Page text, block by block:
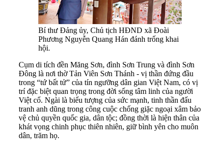
Bí thư Đảng ủy, Chủ tịch HĐND xã Đoài
Phương Nguyễn Quang Hán đánh trống khai
hội.
Cụm di tích đền Măng Sơn, đình Sơn Trung và đình Sơn
Đông là nơi thờ Tản Viên Sơn Thánh - vị thần đứng đầu
trong “tứ bất tử” của tín ngưỡng dân gian Việt Nam, có vị
trí đặc biệt quan trọng trong đời sống tâm linh của người
Việt cổ. Ngài là biểu tượng của sức mạnh, tinh thần đấu
tranh anh dũng trong công cuộc chống giặc ngoại xâm bảo
vệ chủ quyền quốc gia, dân tộc; đồng thời là hiện thân của
khát vọng chinh phục thiên nhiên, giữ bình yên cho muôn
dân, trăm họ.